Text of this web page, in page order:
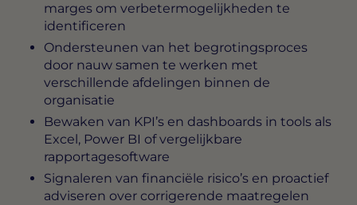
marges om verbetermogelijkheden te
identificeren
Ondersteunen van het begrotingsproces
door nauw samen te werken met
verschillende afdelingen binnen de
organisatie
Bewaken van KPI’s en dashboards in tools als
Excel, Power BI of vergelijkbare
rapportagesoftware
Signaleren van financiële risico’s en proactief
adviseren over corrigerende maatregelen